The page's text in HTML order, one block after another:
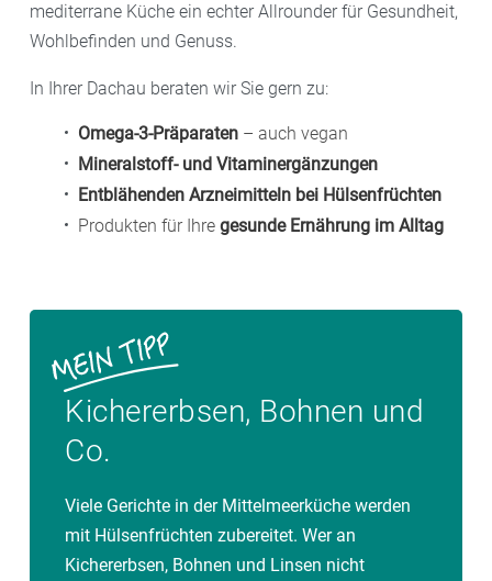
mediterrane Küche ein echter Allrounder für Gesundheit,
Wohlbefinden und Genuss.
In Ihrer Dachau beraten wir Sie gern zu:
Omega-3-Präparaten – auch vegan
Mineralstoff- und Vitaminergänzungen
Entblähenden Arzneimitteln bei Hülsenfrüchten
Produkten für Ihre gesunde Ernährung im Alltag
Kichererbsen, Bohnen und
Co.
Viele Gerichte in der Mittelmeerküche werden
mit Hülsenfrüchten zubereitet. Wer an
Kichererbsen, Bohnen und Linsen nicht